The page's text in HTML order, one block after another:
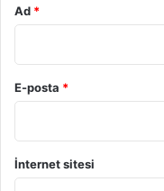
Ad *
E-posta *
İnternet sitesi